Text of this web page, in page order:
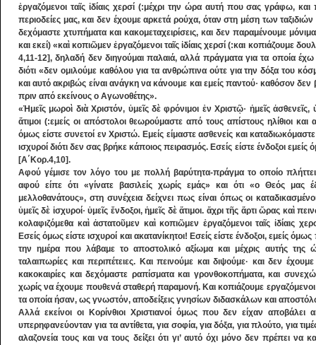
ἐργαζόμενοι ταῖς ἰδίαις χερσί (:μέχρι την ώρα αυτή που σας γράφω,
περιοδείες μας, και δεν έχουμε αρκετά ρούχα, όταν στη μέση των
δεχόμαστε χτυπήματα και κακομεταχειρίσεις, και δεν παραμένουμε
και εκεί) «καὶ κοπιῶμεν ἐργαζόμενοι ταῖς ἰδίαις χερσί (:και κοπιάζουμε
4,11-12], δηλαδή δεν διηγούμαι παλαιά, αλλά πράγματα για τα οποία
διότι «δεν ομιλούμε καθόλου για τα ανθρώπινα ούτε για την δόξα του
και αυτό ακριβώς είναι ανάγκη να κάνουμε και εμείς παντού· καθόσον
πριν από εκείνους ο Αγωνοθέτης».
«Ἡμεῖς μωροὶ διὰ Χριστόν, ὑμεῖς δὲ φρόνιμοι ἐν Χριστῷ· ἡμεῖς ἀσθενεῖς,
ἄτιμοι (:εμείς οι απόστολοι θεωρούμαστε από τους απίστους ηλίθιοι και
όμως είστε συνετοί εν Χριστώ. Εμείς είμαστε ασθενείς και
ισχυροί διότι δεν σας βρήκε κάποιος πειρασμός. Εσείς είστε ένδοξοι εμείς
[Α΄Κορ.4,10].
Αφού γέμισε τον λόγο του με πολλή βαρύτητα-πράγμα το οποίο
αφού είπε ότι «γίνατε βασιλείς χωρίς εμάς» και ότι «ο Θεός μας
μελλοθανάτους», στη συνέχεια δείχνει πως είναι όπως οι
ὑμεῖς δὲ ἰσχυροί· ὑμεῖς ἔνδοξοι, ἡμεῖς δὲ ἄτιμοι. ἄχρι τῆς ἄρτι ὥρας καὶ
κολαφιζόμεθα καὶ ἀστατοῦμεν καὶ κοπιῶμεν ἐργαζόμενοι ταῖς ἰδίαις
Εσείς όμως είστε ισχυροί και ακατανίκητοι! Εσείς είστε ένδοξοι, εμείς
την ημέρα που λάβαμε το αποστολικό αξίωμα και μέχρις αυτής
ταλαιπωρίες και περιπέτειες. Και πεινούμε και διψούμε· και δεν
κακοκαιρίες και δεχόμαστε ραπίσματα και γρονθοκοπήματα, και
χωρίς να έχουμε πουθενά σταθερή παραμονή. Και κοπιάζουμε
τα οποία ήσαν, ως γνωστόν, αποδείξεις γνησίων διδασκάλων και
Αλλά εκείνοι οι Κορίνθιοι Χριστιανοί όμως που δεν είχαν
υπερηφανεύονταν για τα αντίθετα, για σοφία, για δόξα, για πλούτο, για
αλαζονεία τους και να τους δείξει ότι γι’ αυτό όχι μόνο δεν πρέπει να